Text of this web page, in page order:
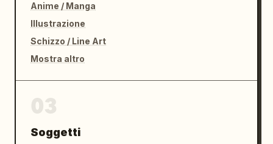
Anime / Manga
Illustrazione
Schizzo / Line Art
Mostra altro
Soggetti